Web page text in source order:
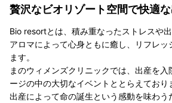
贅沢なビオリゾート空間で快適
Bio resortとは、積み重なったストレスや
アロマによって心身ともに癒し、リフレ
ます。
まのウィメンズクリニックでは、出産を
ージの中の大切なイベントととらえており
出産によって命の誕生という感動を味わう